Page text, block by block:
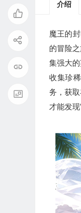
介绍
魔王的
的冒险
集强大
收集珍
务，获
才能发